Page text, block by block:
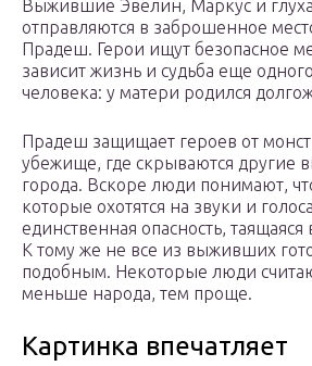
Выжившие Эвелин, Маркус и
отправляются в заброшенное
Прадеш. Герои ищут безопасное
зависит жизнь и судьба еще
человека: у матери родился
Прадеш защищает героев от
убежище, где скрываются другие
города. Вскоре люди понимают,
которые охотятся на звуки и
единственная опасность,
К тому же не все из выживших
подобным. Некоторые люди
меньше народа, тем проще.
Картинка впечатляет